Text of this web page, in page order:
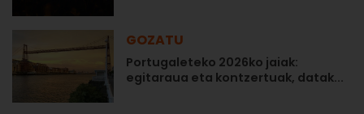
GOZATU
Portugaleteko 2026ko jaiak:
egitaraua eta kontzertuak, datak...